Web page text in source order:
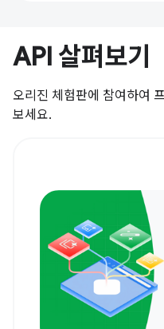
API 살펴보기
오리진 체험판에 참여하여
보세요.